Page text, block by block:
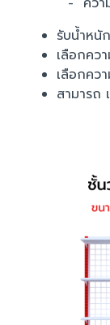
รับน้ำหนั
เลือกคว
เลือกคว
สามารถ